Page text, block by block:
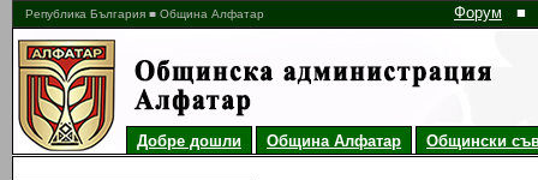
Република България ■ Община Алфатар Форум ■
Добре дошли Община Алфатар Общински